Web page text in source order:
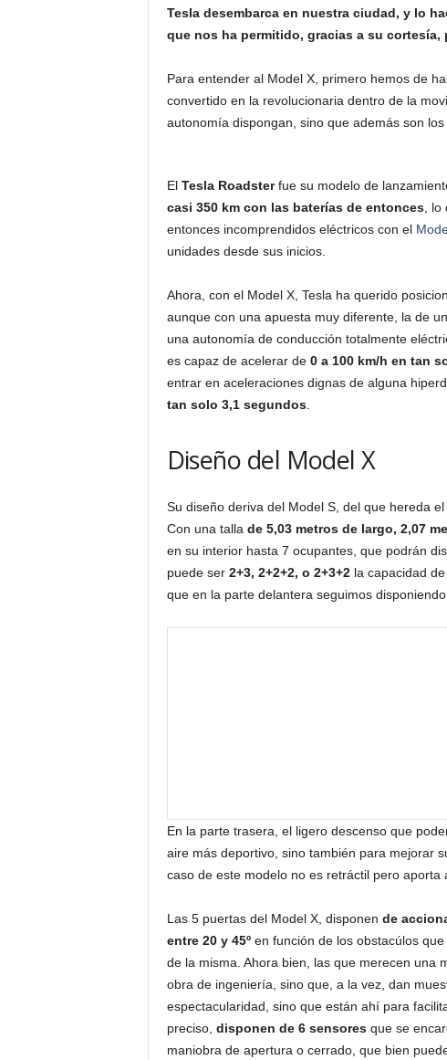
Tesla desembarca en nuestra ciudad, y lo
que nos ha permitido, gracias a su cortesía,
Para entender al Model X, primero hemos de
convertido en la revolucionaria dentro de la
autonomía dispongan, sino que además son
El Tesla Roadsterfue su modelo de
casi 350 km con las baterías de entonces, lo
entonces incomprendidos eléctricos con el
unidades desde sus inicios.
Ahora, con el Model X, Tesla ha querido
aunque con una apuesta muy diferente, la de
una autonomía de conducción totalmente
es capaz de acelerar de 0 a 100 km/h en tan
entrar en aceleraciones dignas de alguna
tan solo 3,1 segundos.
Diseño del Model X
Su diseño deriva del Model S, del que hereda
Con una talla de 5,03 metros de largo, 2,07
en su interior hasta 7 ocupantes, que podrán
puede ser 2+3, 2+2+2, o 2+3+2la capacidad
que en la parte delantera seguimos
En la parte trasera, el ligero descenso que
aire más deportivo, sino también para mejorar
caso de este modelo no es retráctil pero
Las 5 puertas del Model X, disponen de
entre 20 y 45ºen función de los obstacúlos
de la misma. Ahora bien, las que merecen una
obra de ingeniería, sino que, a la vez, dan
espectacularidad, sino que están ahí para
preciso, disponen de 6 sensoresque se
maniobra de apertura o cerrado, que bien